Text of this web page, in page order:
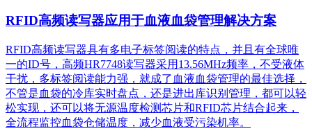
RFID高频读写器应用于血液血袋管理解决方案
RFID高频读写器具有多电子标签阅读的特点，并且有全球唯
一的ID号，高频HR7748读写器采用13.56MHz频率，不受液体
干扰，多标签阅读能力强，就成了血液血袋管理的最佳选择，
不管是血袋的冷库实时盘点，还是进出库识别管理，都可以轻
松实现，还可以将无源温度检测芯片和RFID芯片结合起来，
全流程监控血袋仓储温度，减少血液受污染机率。